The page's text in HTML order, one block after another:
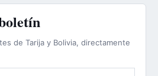
de Tarija y Bolivia, directamente